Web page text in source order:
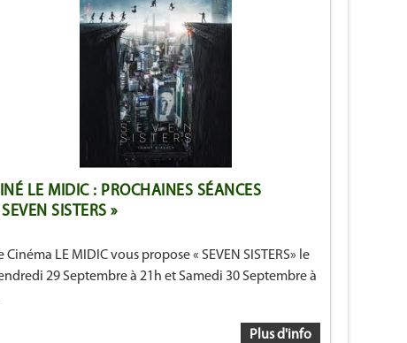
LE MIDIC : PROCHAINES SÉANCES
SISTERS »
Cinéma LE MIDIC vous propose « SEVEN SISTERS» le
29 Septembre à 21h et Samedi 30 Septembre à
Plus d'info